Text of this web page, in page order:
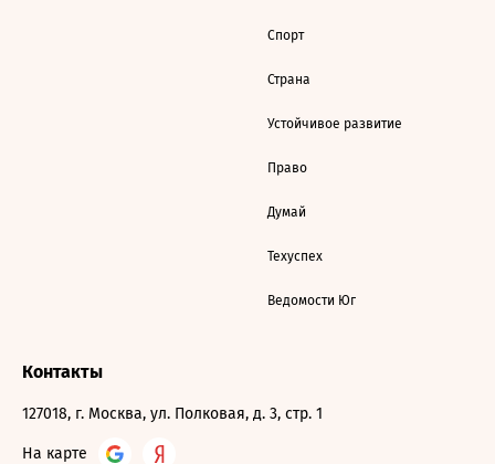
Спорт
Страна
Устойчивое развитие
Право
Думай
Техуспех
Ведомости Юг
Контакты
127018, г. Москва, ул. Полковая, д. 3, стр. 1
На карте